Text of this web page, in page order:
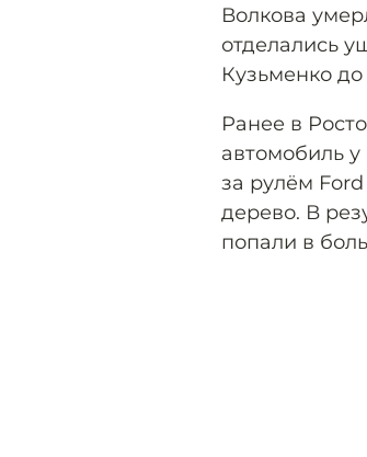
Волкова
отделались
Кузьменко до
Ранее в
автомобиль
за рулём
дерево. В
попали в